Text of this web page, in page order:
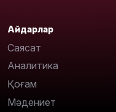
Айдарлар
Саясат
Аналитика
Қоғам
Мәдениет